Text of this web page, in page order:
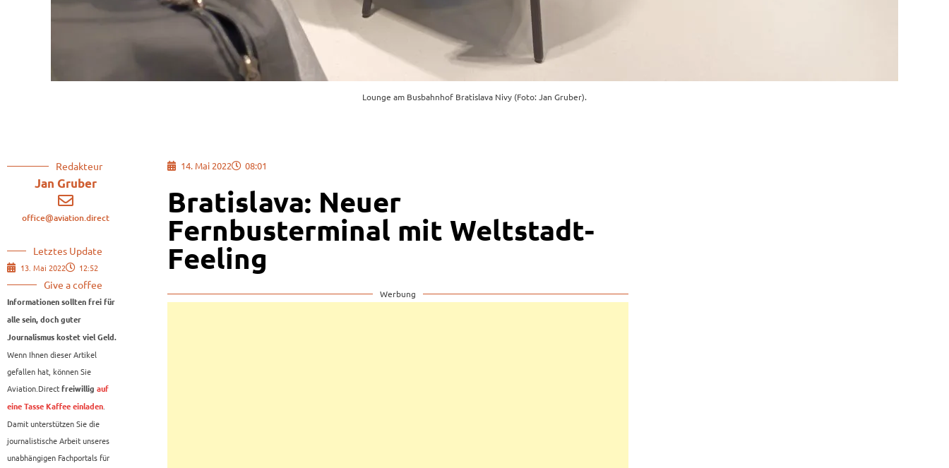
Lounge am Busbahnhof Bratislava Nivy (Foto: Jan Gruber).
Redakteur
Jan Gruber
office@aviation.direct
Letztes Update
13. Mai 2022 12:52
Give a coffee
Informationen sollten frei für
alle sein, doch guter
Journalismus kostet viel Geld.
Wenn Ihnen dieser Artikel
gefallen hat, können Sie
Aviation.Direct freiwillig auf
eine Tasse Kaffee einladen.
Damit unterstützen Sie die
journalistische Arbeit unseres
unabhängigen Fachportals für
14. Mai 2022 08:01
Bratislava: Neuer
Fernbusterminal mit Weltstadt-
Feeling
Werbung